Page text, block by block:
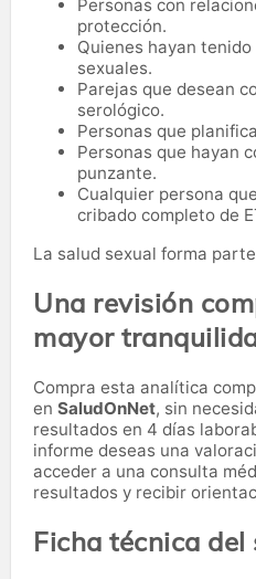
Personas con
protección.
Quienes hayan
sexuales.
Parejas que desean
serológico.
Personas que
Personas que hayan
punzante.
Cualquier persona
cribado completo de
La salud sexual forma
Una revisión
mayor
Compra esta analítica
en SaludOnNet, sin
resultados en 4 días
informe deseas una
acceder a una consulta
resultados y recibir
Ficha técnica